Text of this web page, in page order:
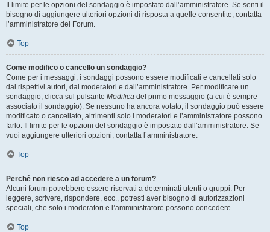
Il limite per le opzioni del sondaggio è impostato dall’amministratore. Se senti il
bisogno di aggiungere ulteriori opzioni di risposta a quelle consentite, contatta
l’amministratore del Forum.
Top
Come modifico o cancello un sondaggio?
Come per i messaggi, i sondaggi possono essere modificati e cancellati solo
dai rispettivi autori, dai moderatori e dall’amministratore. Per modificare un
sondaggio, clicca sul pulsante Modifica del primo messaggio (a cui è sempre
associato il sondaggio). Se nessuno ha ancora votato, il sondaggio può essere
modificato o cancellato, altrimenti solo i moderatori e l’amministratore possono
farlo. Il limite per le opzioni del sondaggio è impostato dall’amministratore. Se
vuoi aggiungere ulteriori opzioni, contatta l’amministratore.
Top
Perché non riesco ad accedere a un forum?
Alcuni forum potrebbero essere riservati a determinati utenti o gruppi. Per
leggere, scrivere, rispondere, ecc., potresti aver bisogno di autorizzazioni
speciali, che solo i moderatori e l’amministratore possono concedere.
Top